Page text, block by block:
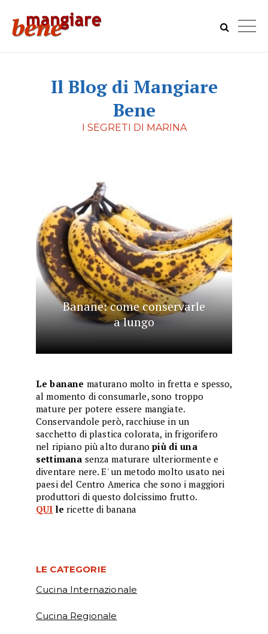
Il Blog di Mangiare
Bene
I SEGRETI DI MARINA
Banane: come conservarle
a lungo
Le banane maturano molto in fretta e spesso,
al momento di consumarle, sono troppo
mature per potere essere mangiate.
Conservandole però, racchiuse in un
sacchetto di plastica colorata, in frigorifero
nel ripiano più alto duranopiù di una
settimana senza maturare ulteriormente e
diventare nere. E' un metodo molto usato nei
paesi del Centro America che sono i maggiori
produttori di questo dolcissimo frutto.
QUI le ricette di banana
LE CATEGORIE
Cucina Internazionale
Cucina Regionale